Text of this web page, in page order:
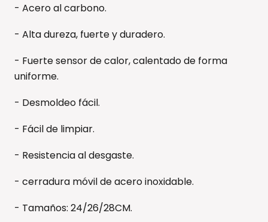
- Acero al carbono.
- Alta dureza, fuerte y duradero.
- Fuerte sensor de calor, calentado de forma
uniforme.
- Desmoldeo fácil.
- Fácil de limpiar.
- Resistencia al desgaste.
- cerradura móvil de acero inoxidable.
- Tamaños: 24/26/28CM.